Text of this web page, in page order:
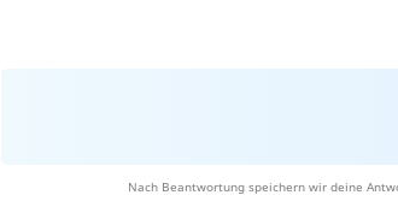
Nach Beantwortung speichern wir deine